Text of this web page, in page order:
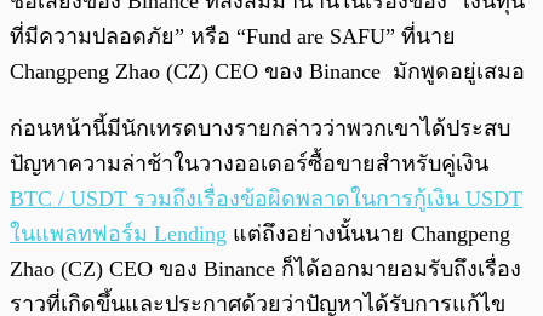
ที่มีความปลอดภัย” หรือ “Fund are SAFU” ที่นาย
Changpeng Zhao (CZ) CEO ของ Binance มักพูดอยู่เสมอ
ก่อนหน้านี้มีนักเทรดบางรายกล่าวว่าพวกเขาได้ประสบ
ปัญหาความล่าช้าในวางออเดอร์ซื้อขายสำหรับคู่เงิน
BTC / USDT รวมถึงเรื่องข้อผิดพลาดในการกู้เงิน USDT
ในแพลทฟอร์ม Lending แต่ถึงอย่างนั้นนาย Changpeng
Zhao (CZ) CEO ของ Binance ก็ได้ออกมายอมรับถึงเรื่อง
ราวที่เกิดขึ้นและประกาศด้วยว่าปัญหาได้รับการแก้ไข